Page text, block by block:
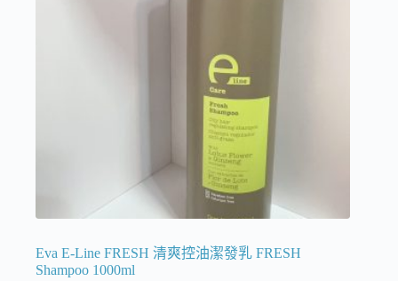
Eva E-Line FRESH 清爽控油潔發乳 FRESH
Shampoo 1000ml